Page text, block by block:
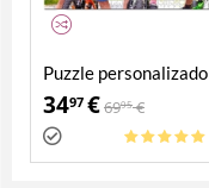
Puzzle personalizado
2000 piezas
3497 €6995 €